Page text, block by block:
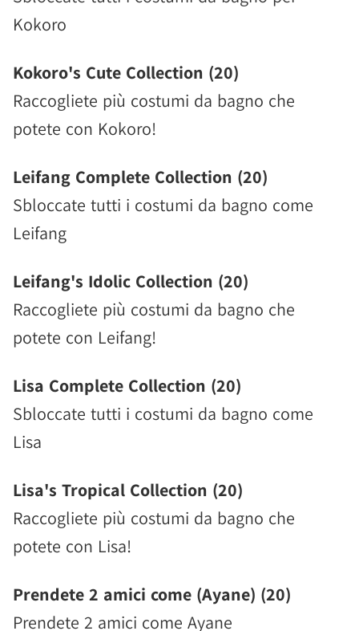
Kokoro
Kokoro's Cute Collection (20)
Raccogliete più costumi da bagno che
potete con Kokoro!
Leifang Complete Collection (20)
Sbloccate tutti i costumi da bagno come
Leifang
Leifang's Idolic Collection (20)
Raccogliete più costumi da bagno che
potete con Leifang!
Lisa Complete Collection (20)
Sbloccate tutti i costumi da bagno come
Lisa
Lisa's Tropical Collection (20)
Raccogliete più costumi da bagno che
potete con Lisa!
Prendete 2 amici come (Ayane) (20)
Prendete 2 amici come Ayane